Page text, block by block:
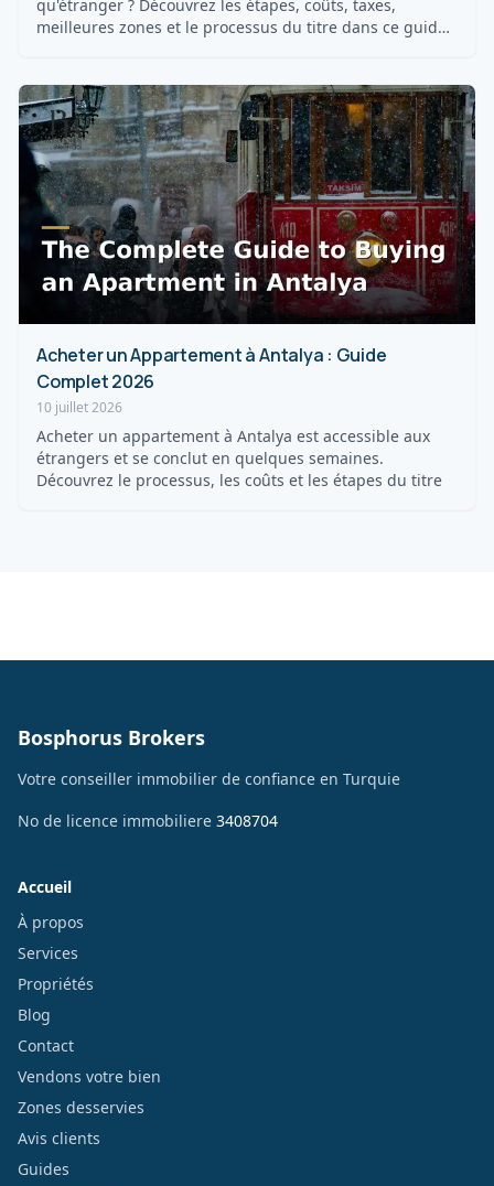
qu'étranger ? Découvrez les étapes, coûts, taxes,
meilleures zones et le processus du titre dans ce guide
Acheter un Appartement à Antalya : Guide
Complet 2026
10 juillet 2026
Acheter un appartement à Antalya est accessible aux
étrangers et se conclut en quelques semaines.
Découvrez le processus, les coûts et les étapes du titre
Bosphorus Brokers
Votre conseiller immobilier de confiance en Turquie
No de licence immobiliere 3408704
Accueil
À propos
Services
Propriétés
Blog
Contact
Vendons votre bien
Zones desservies
Avis clients
Guides